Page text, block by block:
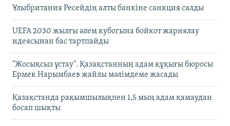
Ұлыбритания Ресейдің алты банкіне санкция салды
UEFA 2030 жылғы әлем кубогына бойкот жариялау
идеясынан бас тартпайды
"Жосықсыз ұстау". Қазақстанның адам құқығы бюросы
Ермек Нарымбаев жайлы мәлімдеме жасады
Қазақстанда рақымшылықпен 1,5 мың адам қамаудан
босап шықты